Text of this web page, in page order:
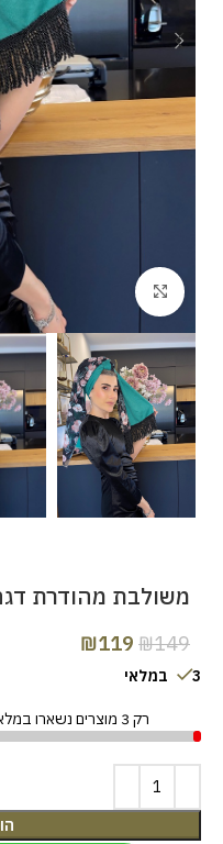
Click to enlarge
משולבת מהודרת
₪149
₪119
3 במלאי
רק 3 מוצרים נשארו במלאי!